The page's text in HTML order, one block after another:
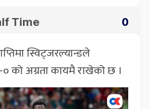
Time 0
स्विट्जरल्यान्डले
० को अग्रता कायमै राखेको छ ।